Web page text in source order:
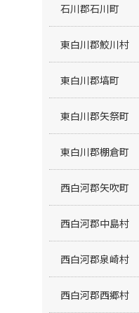
石川郡石川町
東白川郡鮫川村
東白川郡塙町
東白川郡矢祭町
東白川郡棚倉町
西白河郡矢吹町
西白河郡中島村
西白河郡泉崎村
西白河郡西郷村